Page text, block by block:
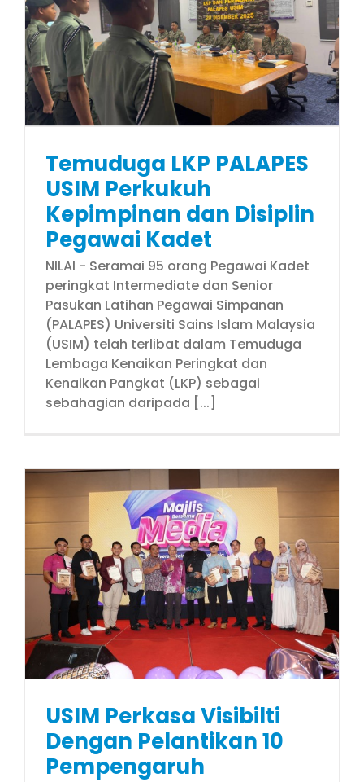
Temuduga LKP PALAPES
USIM Perkukuh
Kepimpinan dan Disiplin
Pegawai Kadet
NILAI - Seramai 95 orang Pegawai Kadet
peringkat Intermediate dan Senior
Pasukan Latihan Pegawai Simpanan
(PALAPES) Universiti Sains Islam Malaysia
(USIM) telah terlibat dalam Temuduga
Lembaga Kenaikan Peringkat dan
Kenaikan Pangkat (LKP) sebagai
sebahagian daripada [...]
USIM Perkasa Visibilti
Dengan Pelantikan 10
Pempengaruh